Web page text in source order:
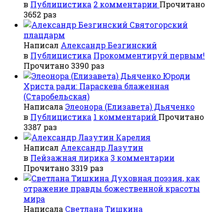
в Публицистика 2 комментарии Прочитано
3652 раз
Святогорский
плацдарм
Написал Александр Безгинский
в Публицистика Прокомментируй первым!
Прочитано 3390 раз
Юроди
Христа ради: Параскева блаженная
(Старобельская)
Написала Элеонора (Елизавета) Дьяченко
в Публицистика 1 комментарий Прочитано
3387 раз
Карелия
Написал Александр Лазутин
в Пейзажная лирика 3 комментарии
Прочитано 3319 раз
Духовная поэзия, как
отражение правды божественной красоты
мира
Написала Светлана Тишкина